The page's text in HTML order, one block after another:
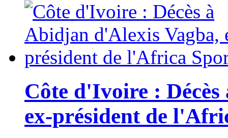
Côte d'Ivoire :
ex-président de